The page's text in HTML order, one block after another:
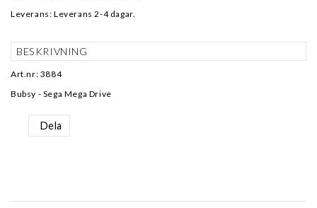
Leverans: Leverans 2-4 dagar.
BESKRIVNING
Art.nr: 3884
Bubsy - Sega Mega Drive
Dela